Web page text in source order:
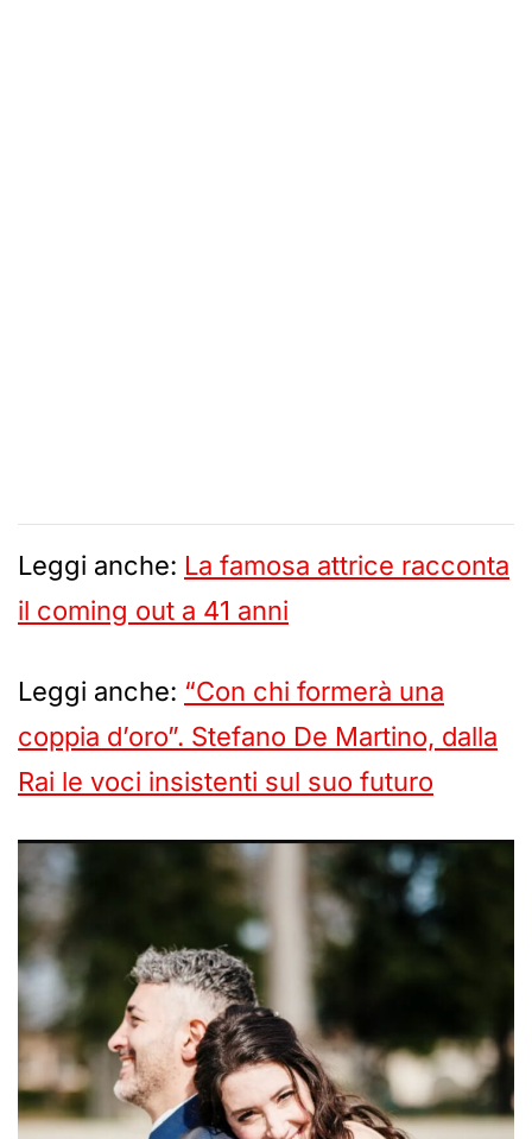
Leggi anche: La famosa attrice racconta
il coming out a 41 anni
Leggi anche: “Con chi formerà una
coppia d’oro”. Stefano De Martino, dalla
Rai le voci insistenti sul suo futuro